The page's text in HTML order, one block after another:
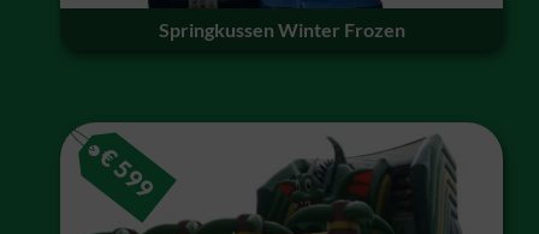
Springkussen Winter Frozen
€
599